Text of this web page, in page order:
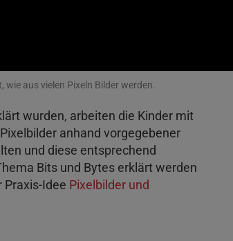
aus vielen Pixeln Bilder werden.
wurden, arbeiten die Kinder mit
anhand vorgegebener
und diese entsprechend
Bits und Bytes erklärt werden
Praxis-Idee Pixelbilder und